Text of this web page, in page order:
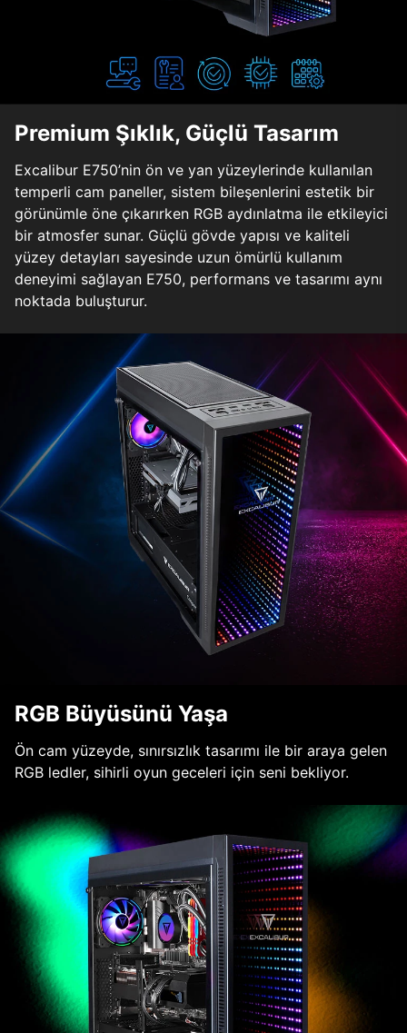
Premium Şıklık, Güçlü Tasarım
Excalibur E750’nin ön ve yan yüzeylerinde kullanılan
temperli cam paneller, sistem bileşenlerini estetik bir
görünümle öne çıkarırken RGB aydınlatma ile etkileyici
bir atmosfer sunar. Güçlü gövde yapısı ve kaliteli
yüzey detayları sayesinde uzun ömürlü kullanım
deneyimi sağlayan E750, performans ve tasarımı aynı
noktada buluşturur.
RGB Büyüsünü Yaşa
Ön cam yüzeyde, sınırsızlık tasarımı ile bir araya gelen
RGB ledler, sihirli oyun geceleri için seni bekliyor.